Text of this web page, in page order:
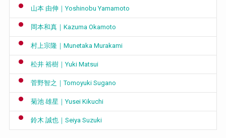
山本 由伸｜Yoshinobu Yamamoto
岡本和真｜Kazuma Okamoto
村上宗隆｜Munetaka Murakami
松井 裕樹｜Yuki Matsui
菅野智之｜Tomoyuki Sugano
菊池 雄星｜Yusei Kikuchi
鈴木 誠也｜Seiya Suzuki